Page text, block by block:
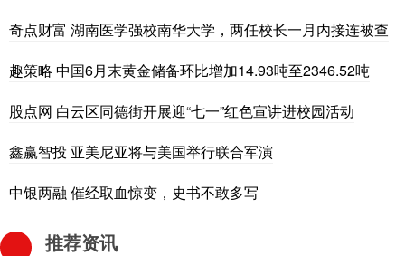
奇点财富 湖南医学强校南华大学，两任校长一月内接连被查
趣策略 中国6月末黄金储备环比增加14.93吨至2346.52吨
股点网 白云区同德街开展迎“七一”红色宣讲进校园活动
鑫赢智投 亚美尼亚将与美国举行联合军演
中银两融 催经取血惊变，史书不敢多写
推荐资讯